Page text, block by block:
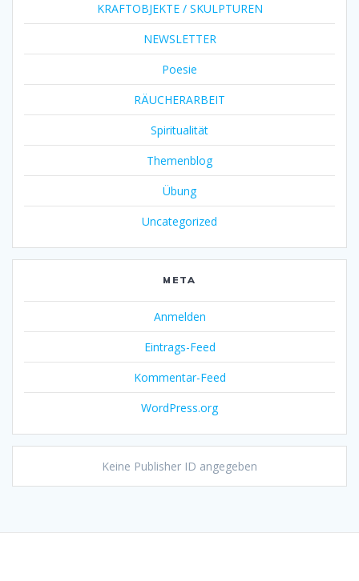
KRAFTOBJEKTE / SKULPTUREN
NEWSLETTER
Poesie
RÄUCHERARBEIT
Spiritualität
Themenblog
Übung
Uncategorized
META
Anmelden
Eintrags-Feed
Kommentar-Feed
WordPress.org
Keine Publisher ID angegeben